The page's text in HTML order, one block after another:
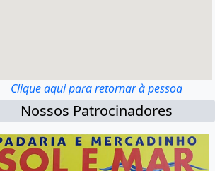
Clique aqui para retornar à pessoa
Nossos Patrocinadores